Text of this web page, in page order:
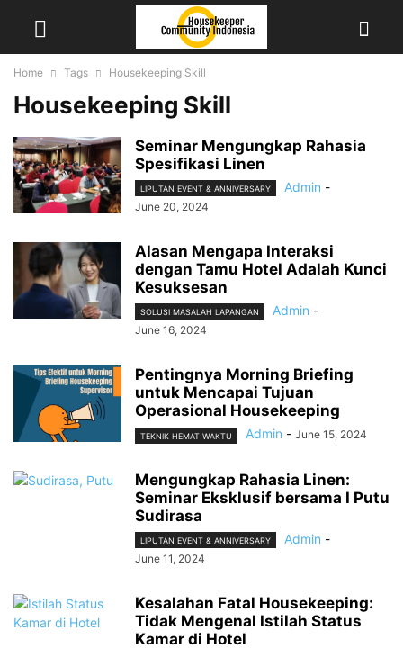
Home Tags Housekeeping Skill
Housekeeping Skill
Seminar Mengungkap Rahasia
Spesifikasi Linen
LIPUTAN EVENT & ANNIVERSARY Admin -
June 20, 2024
Alasan Mengapa Interaksi
dengan Tamu Hotel Adalah Kunci
Kesuksesan
SOLUSI MASALAH LAPANGAN Admin -
June 16, 2024
Pentingnya Morning Briefing
untuk Mencapai Tujuan
Operasional Housekeeping
TEKNIK HEMAT WAKTU Admin - June 15, 2024
Mengungkap Rahasia Linen:
Seminar Eksklusif bersama I Putu
Sudirasa
LIPUTAN EVENT & ANNIVERSARY Admin -
June 11, 2024
Kesalahan Fatal Housekeeping:
Tidak Mengenal Istilah Status
Kamar di Hotel